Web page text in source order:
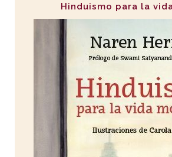
Hinduismo para la